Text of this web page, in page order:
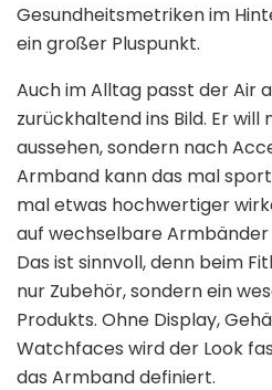
Gesundheitsmetriken im
ein großer Pluspunkt.
Auch im Alltag passt der Air
zurückhaltend ins Bild. Er
aussehen, sondern nach
Armband kann das mal
mal etwas hochwertiger
auf wechselbare Armbänder
Das ist sinnvoll, denn beim
nur Zubehör, sondern ein
Produkts. Ohne Display,
Watchfaces wird der Look
das Armband definiert.